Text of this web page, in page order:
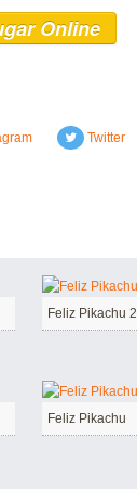
Online
Twitter
Feliz Pikachu 2
Feliz Pikachu